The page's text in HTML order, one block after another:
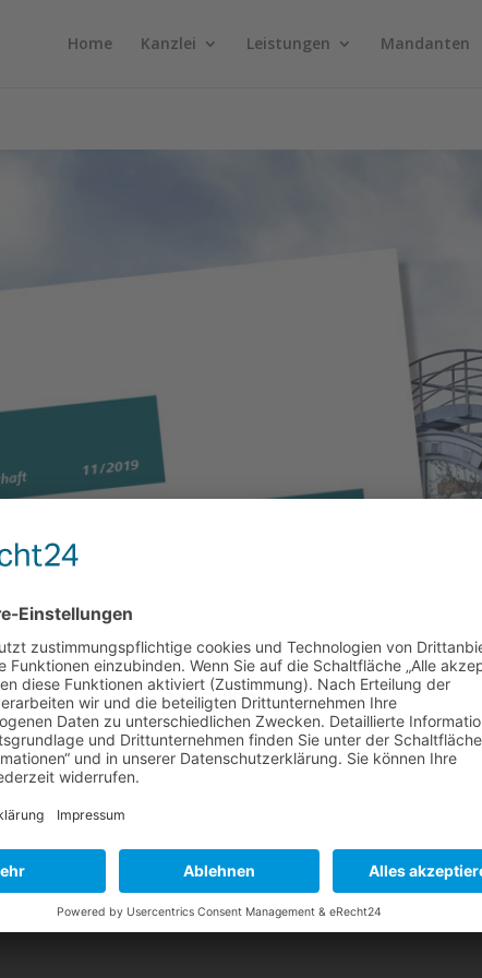
Home Kanzlei Leistungen Mandanten
2019 erschienen
2019 in unserem News Bereich zur Verfügung.
des Verlustrücktrags muss nicht beziffert werden